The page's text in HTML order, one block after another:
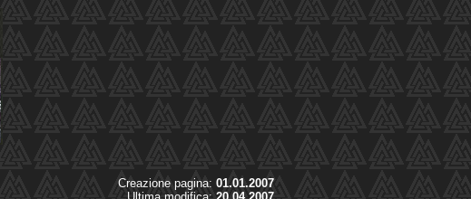
Creazione pagina: 01.01.2007